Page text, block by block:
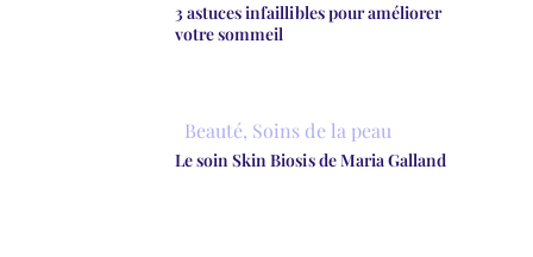
3 astuces infaillibles pour améliorer
votre sommeil
Beauté, Soins de la peau
Le soin Skin Biosis de Maria Galland